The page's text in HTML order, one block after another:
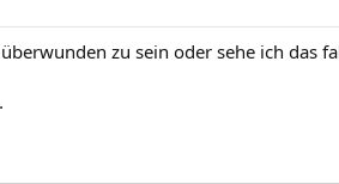
zu sein oder sehe ich das